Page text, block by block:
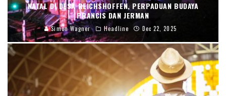
NATAL DI DESA REICHSHOFFEN, PERPADUAN BUDAYA
PRANCIS DAN JERMAN
Simon Wagner Headline Dec 22, 2025